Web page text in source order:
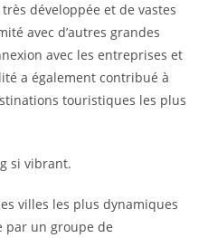
développée et de vastes
avec d’autres grandes
avec les entreprises et
a également contribué à
touristiques les plus
si vibrant.
villes les plus dynamiques
par un groupe de